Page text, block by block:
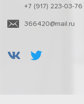
+7 (917) 223-03-76
366420@mail.ru